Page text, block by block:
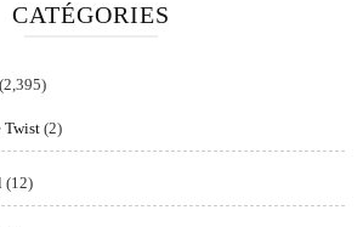
CATÉGORIES
(2,395)
Twist (2)
(12)